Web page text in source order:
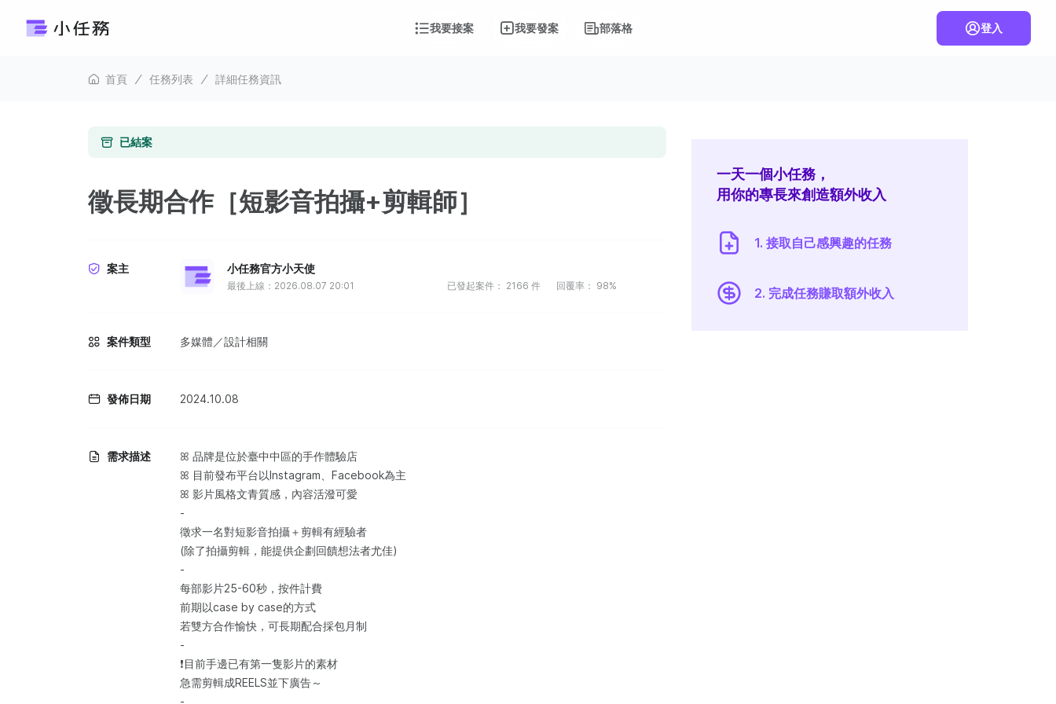
我要接案 我要發案 部落格 登入
首頁 任務列表 詳細任務資訊
已結案
徵長期合作［短影音拍攝+剪輯師］
案主 小任務官方小天使
最後上線：2026.08.07 20:01 已發起案件： 2166 件 回覆率： 98%
案件類型 多媒體／設計相關
發佈日期 2024.10.08
需求描述
ꕤ 品牌是位於臺中中區的手作體驗店
ꕤ 目前發布平台以Instagram、Facebook為主
ꕤ 影片風格文青質感，內容活潑可愛
-
徵求一名對短影音拍攝＋剪輯有經驗者
(除了拍攝剪輯，能提供企劃回饋想法者尤佳)
-
每部影片25-60秒，按件計費
前期以case by case的方式
若雙方合作愉快，可長期配合採包月制
-
❗目前手邊已有第一隻影片的素材
急需剪輯成REELS並下廣告～
-
一天一個小任務，
用你的專長來創造額外收入
1. 接取自己感興趣的任務
2. 完成任務賺取額外收入